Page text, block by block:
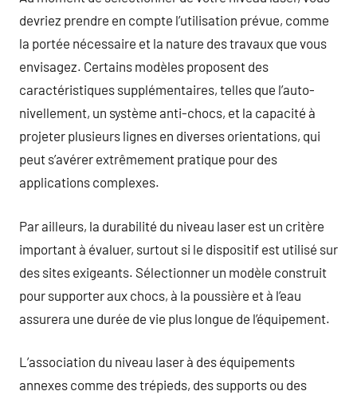
devriez prendre en compte l’utilisation prévue, comme
la portée nécessaire et la nature des travaux que vous
envisagez. Certains modèles proposent des
caractéristiques supplémentaires, telles que l’auto-
nivellement, un système anti-chocs, et la capacité à
projeter plusieurs lignes en diverses orientations, qui
peut s’avérer extrêmement pratique pour des
applications complexes.
Par ailleurs, la durabilité du niveau laser est un critère
important à évaluer, surtout si le dispositif est utilisé sur
des sites exigeants. Sélectionner un modèle construit
pour supporter aux chocs, à la poussière et à l’eau
assurera une durée de vie plus longue de l’équipement.
L’association du niveau laser à des équipements
annexes comme des trépieds, des supports ou des